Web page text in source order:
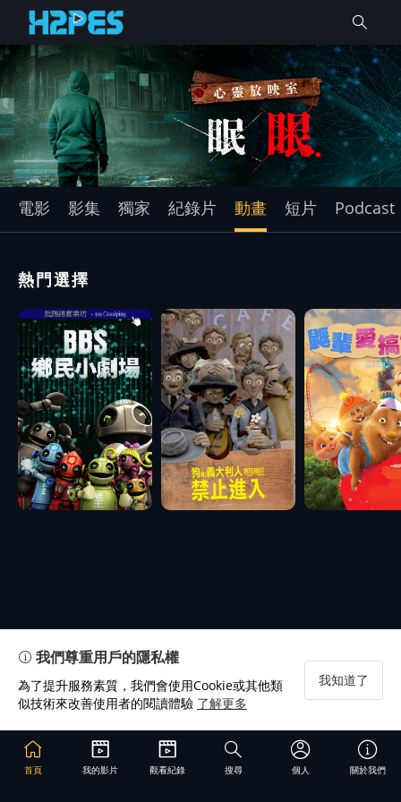
電影 影集 獨家 紀錄片 動畫 短片 Podcast
熱門選擇
首頁 我的影片 觀看紀錄 搜尋 個人 關於我們
我們尊重用戶的隱私權
為了提升服務素質，我們會使用Cookie或其他類
似技術來改善使用者的閱讀體驗 了解更多
我知道了